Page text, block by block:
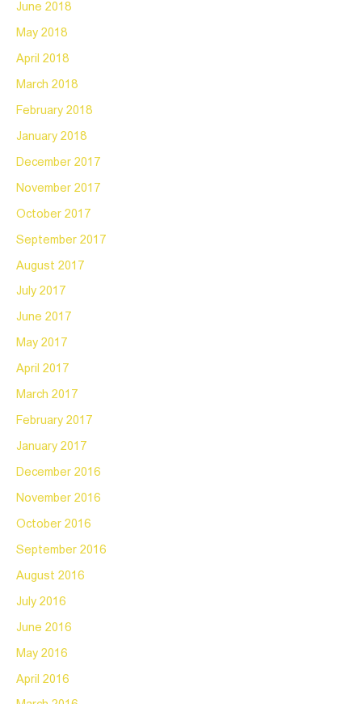
June 2018
May 2018
April 2018
March 2018
February 2018
January 2018
December 2017
November 2017
October 2017
September 2017
August 2017
July 2017
June 2017
May 2017
April 2017
March 2017
February 2017
January 2017
December 2016
November 2016
October 2016
September 2016
August 2016
July 2016
June 2016
May 2016
April 2016